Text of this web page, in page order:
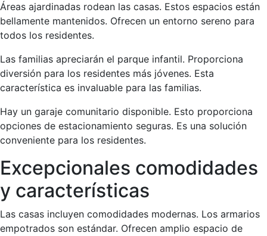
Áreas ajardinadas rodean las casas. Estos espacios están
bellamente mantenidos. Ofrecen un entorno sereno para
todos los residentes.
Las familias apreciarán el parque infantil. Proporciona
diversión para los residentes más jóvenes. Esta
característica es invaluable para las familias.
Hay un garaje comunitario disponible. Esto proporciona
opciones de estacionamiento seguras. Es una solución
conveniente para los residentes.
Excepcionales comodidades
y características
Las casas incluyen comodidades modernas. Los armarios
empotrados son estándar. Ofrecen amplio espacio de